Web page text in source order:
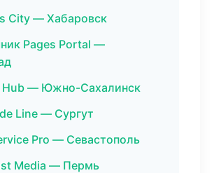
City — Хабаровск
Pages Portal —
— Южно-Сахалинск
Line — Сургут
Pro — Севастополь
Media — Пермь